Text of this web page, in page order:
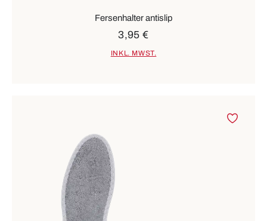
Fersenhalter antislip
3,95 €
INKL. MWST.